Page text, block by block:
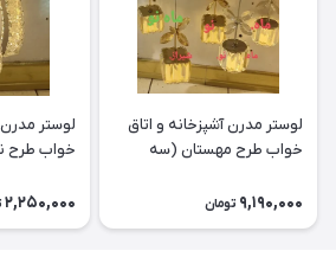
لوستر مدرن آشپزخانه و اتاق
خواب طرح مهستان (سه
9,190,000 تومان
لوستر مدرن
خواب طرح
2,250,000